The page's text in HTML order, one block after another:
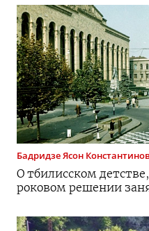
БадридзеЯсон
О тбилисском
роковом решении